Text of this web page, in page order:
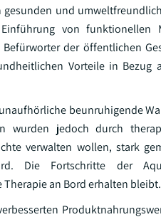
und
von funktionellen
der öffentlichen
Vorteile in
beunruhigende
wurden jedoch durch
verwalten wollen, stark
Die Fortschritte der
an Bord erhalten bleibt.